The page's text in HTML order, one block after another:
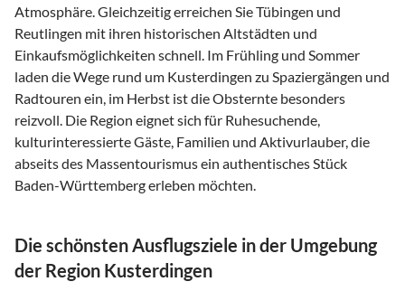
Atmosphäre. Gleichzeitig erreichen Sie Tübingen und
Reutlingen mit ihren historischen Altstädten und
Einkaufsmöglichkeiten schnell. Im Frühling und Sommer
laden die Wege rund um Kusterdingen zu Spaziergängen und
Radtouren ein, im Herbst ist die Obsternte besonders
reizvoll. Die Region eignet sich für Ruhesuchende,
kulturinteressierte Gäste, Familien und Aktivurlauber, die
abseits des Massentourismus ein authentisches Stück
Baden-Württemberg erleben möchten.
Die schönsten Ausflugsziele in der Umgebung
der Region Kusterdingen